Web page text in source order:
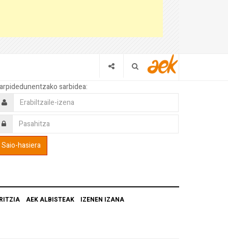
sarbidea:
AEK ALBISTEAK IZENEN IZANA